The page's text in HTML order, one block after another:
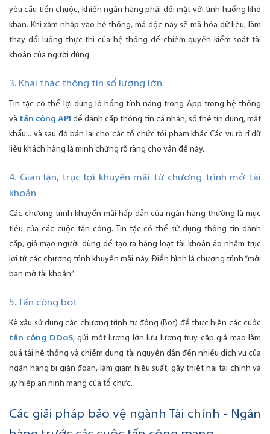
yêu cầu tiền chuộc, khiến ngân hàng phải đối mặt với tình huống khó
khăn. Khi xâm nhập vào hệ thống, mã độc này sẽ mã hóa dữ liệu, làm
thay đổi luồng thực thi của hệ thống để chiếm quyền kiểm soát tài
khoản của người dùng.
3. Khai thác thông tin số lượng lớn
Tin tặc có thể lợi dụng lỗ hổng tính năng trong App trong hệ thống
và tấn công API để đánh cắp thông tin cá nhân, số thẻ tín dụng, mật
khẩu... và sau đó bán lại cho các tổ chức tội phạm khác.Các vụ rò rỉ dữ
liệu khách hàng là minh chứng rõ ràng cho vấn đề này.
4. Gian lận, trục lợi khuyến mãi từ chương trình mở tài
khoản
Các chương trình khuyến mãi hấp dẫn của ngân hàng thường là mục
tiêu của các cuộc tấn công. Tin tặc có thể sử dụng thông tin đánh
cắp, giả mạo người dùng để tạo ra hàng loạt tài khoản ảo nhằm trục
lợi từ các chương trình khuyến mãi này. Điển hình là chương trình “mời
bạn mở tài khoản”.
5. Tấn công bot
Kẻ xấu sử dụng các chương trình tự động (Bot) để thực hiện các cuộc
tấn công DDoS, gửi một lượng lớn lưu lượng truy cập giả mạo làm
quá tải hệ thống và chiếm dụng tài nguyên dẫn đến nhiều dịch vụ của
ngân hàng bị gián đoạn, làm giảm hiệu suất, gây thiệt hại tài chính và
uy hiếp an ninh mạng của tổ chức.
Các giải pháp bảo vệ ngành Tài chính - Ngân